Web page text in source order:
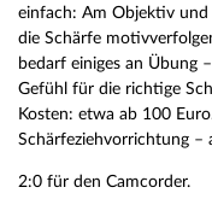
einfach: Am Objektiv und
die Schärfe
bedarf einiges an Übung
Gefühl für die richtige
Kosten: etwa ab 100
Schärfeziehvorrichtung –
2:0 für den Camcorder.